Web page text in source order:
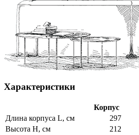
Характеристики
Корпус
Длина корпуса L, см
297
Высота H, см
212